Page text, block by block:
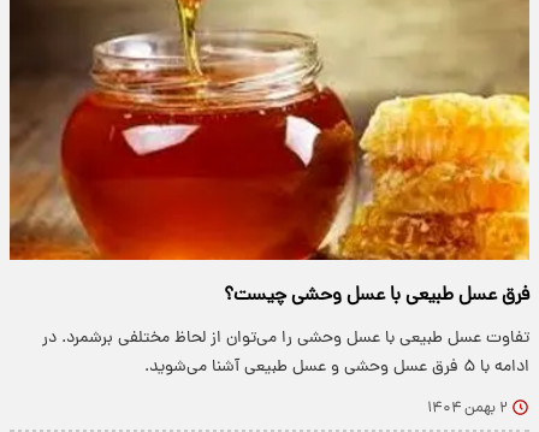
فرق عسل طبیعی با عسل وحشی چیست؟
تفاوت عسل طبیعی با عسل وحشی را می‌توان از لحاظ مختلفی برشمرد. در
ادامه با ۵ فرق عسل وحشی و عسل طبیعی آشنا می‌شوید.
۲ بهمن ۱۴۰۴